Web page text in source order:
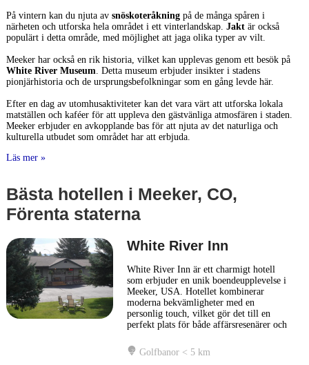
På vintern kan du njuta av snöskoteråkningpå de många spåren i
närheten och utforska hela området i ett vinterlandskap. Jaktär också
populärt i detta område, med möjlighet att jaga olika typer av vilt.
Meeker har också en rik historia, vilket kan upplevas genom ett besök på
White River Museum. Detta museum erbjuder insikter i stadens
pionjärhistoria och de ursprungsbefolkningar som en gång levde här.
Efter en dag av utomhusaktiviteter kan det vara värt att utforska lokala
matställen och kaféer för att uppleva den gästvänliga atmosfären i staden.
Meeker erbjuder en avkopplande bas för att njuta av det naturliga och
kulturella utbudet som området har att erbjuda.
Läs mer »
Bästa hotellen i Meeker, CO,
Förenta staterna
White River Inn
White River Inn är ett charmigt hotell
som erbjuder en unik boendeupplevelse i
Meeker, USA. Hotellet kombinerar
moderna bekvämligheter med en
personlig touch, vilket gör det till en
perfekt plats för både affärsresenärer och
genomtänkt, vilket skapar en
välkomnande atmosfär som gör att
Golfbanor < 5 km